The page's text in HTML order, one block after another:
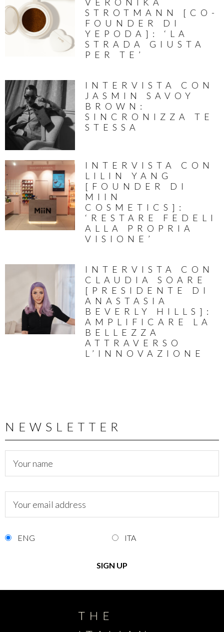
STROTMANN [CO-
FOUNDER DI
YEPODA]: ‘LA
STRADA GIUSTA
PER TE’
INTERVISTA CON
JASMIN SAVOY
BROWN:
SINCRONIZZA TE
STESSA
INTERVISTA CON
LILIN YANG
[FOUNDER DI
MIIN
COSMETICS]:
‘RESTARE FEDELI
ALLA PROPRIA
VISIONE’
INTERVISTA CON
CLAUDIA SOARE
[PRESIDENTE DI
ANASTASIA
BEVERLY HILLS]:
AMPLIFICARE LA
BELLEZZA
ATTRAVERSO
L’INNOVAZIONE
NEWSLETTER
ENG ITA